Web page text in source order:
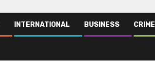
INTERNATIONAL BUSINESS CRIME